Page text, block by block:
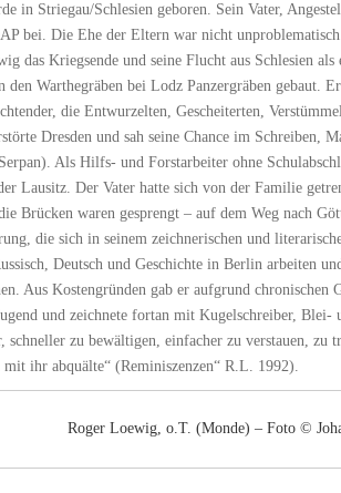
in Striegau/Schlesien geboren. Sein Vater,
bei. Die Ehe der Eltern war nicht
das Kriegsende und seine Flucht aus Schlesien
Warthegräben bei Lodz Panzergräben gebaut.
die Entwurzelten, Gescheiterten,
Dresden und sah seine Chance im Schreiben,
Als Hilfs- und Forstarbeiter ohne
Lausitz. Der Vater hatte sich von der Familie
Brücken waren gesprengt – auf dem Weg nach
die sich in seinem zeichnerischen und
Deutsch und Geschichte in Berlin arbeiten
Aus Kostengründen gab er aufgrund
und zeichnete fortan mit Kugelschreiber,
schneller zu bewältigen, einfacher zu verstauen, zu
mit ihr abquälte“ (Reminiszenzen“ R.L. 1992).
Roger Loewig, o.T. (Monde) – Foto ©